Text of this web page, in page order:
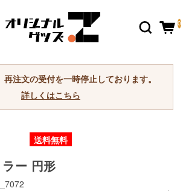
0
注文の受付を一時停止しております。
詳しくはこちら
送料無料
ー 円形